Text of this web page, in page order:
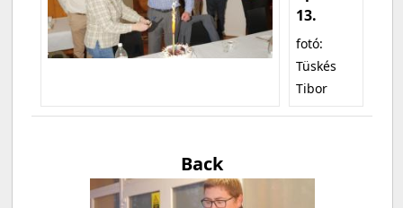
13.
fotó:
Tüskés
Tibor
Back